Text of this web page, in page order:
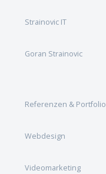
Strainovic IT
Goran Strainovic
Referenzen & Portfolio
Webdesign
Videomarketing